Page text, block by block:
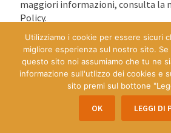
maggiori informazioni, consulta la
Policy.
Utilizziamo i cookie per essere sicuri
migliore esperienza sul nostro sito.
questo sito noi assumiamo che tu ne
informazione sull'utlizzo dei cookies e
sito premi sul bottone
OK LEGGI DI